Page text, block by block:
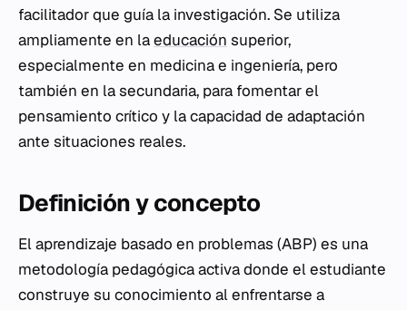
facilitador que guía la investigación. Se utiliza
ampliamente en laeducación superior,
especialmente en medicina e ingeniería, pero
también en la secundaria, para fomentar el
pensamiento crítico y la capacidad de adaptación
ante situaciones reales.
Definición y concepto
El aprendizaje basado en problemas (ABP) es una
metodología pedagógica activa donde el estudiante
construye su conocimiento al enfrentarse a